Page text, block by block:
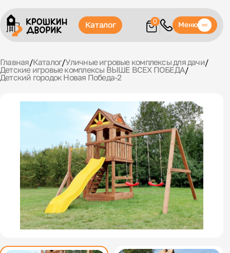
Каталог 0 Меню
Главная/Каталог/Уличные игровые комплексы для дачи/
Детские игровые комплексы ВЫШЕ ВСЕХ ПОБЕДА/
Детский городок Новая Победа-2